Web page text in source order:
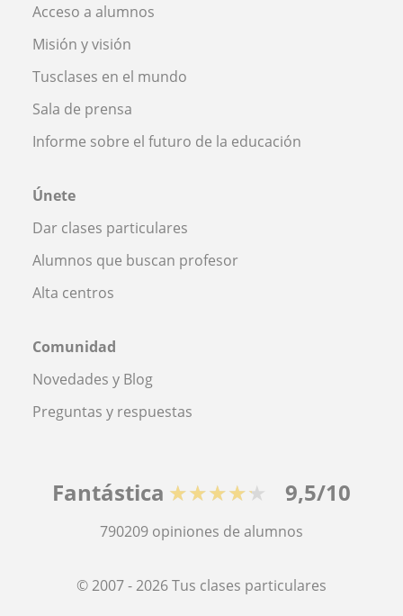
Acceso a alumnos
Misión y visión
Tusclases en el mundo
Sala de prensa
Informe sobre el futuro de la educación
Únete
Dar clases particulares
Alumnos que buscan profesor
Alta centros
Comunidad
Novedades y Blog
Preguntas y respuestas
Fantástica ★★★★★ 9,5/10
790209 opiniones de alumnos
© 2007 - 2026 Tus clases particulares